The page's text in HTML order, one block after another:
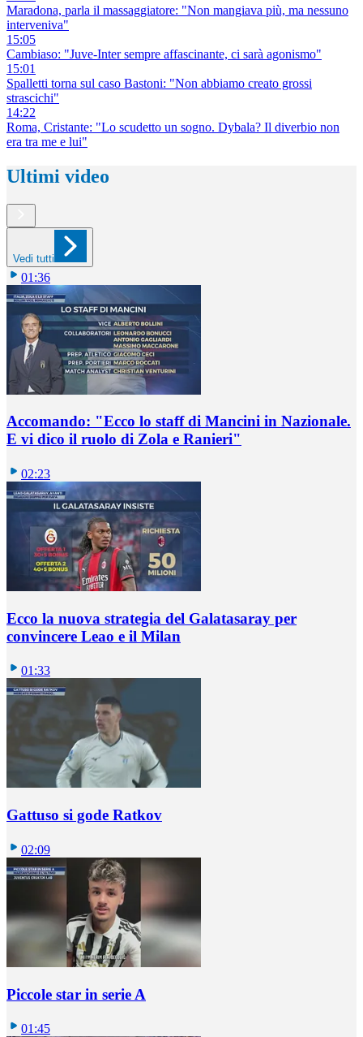
Maradona, parla il massaggiatore: "Non mangiava più, ma nessuno
interveniva"
15:05
Cambiaso: "Juve-Inter sempre affascinante, ci sarà agonismo"
15:01
Spalletti torna sul caso Bastoni: "Non abbiamo creato grossi
strascichi"
14:22
Roma, Cristante: "Lo scudetto un sogno. Dybala? Il diverbio non
era tra me e lui"
Ultimi video
Vedi tutti
01:36
Accomando: "Ecco lo staff di Mancini in Nazionale.
E vi dico il ruolo di Zola e Ranieri"
02:23
Ecco la nuova strategia del Galatasaray per
convincere Leao e il Milan
01:33
Gattuso si gode Ratkov
02:09
Piccole star in serie A
01:45